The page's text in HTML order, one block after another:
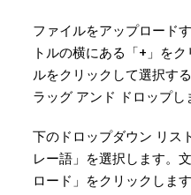
ファイルをアップロード
トルの横にある「+」を
ルをクリックして選択す
ラッグ アンド ドロップし
下のドロップダウン リス
レー語」を選択します。
ロード」をクリックします